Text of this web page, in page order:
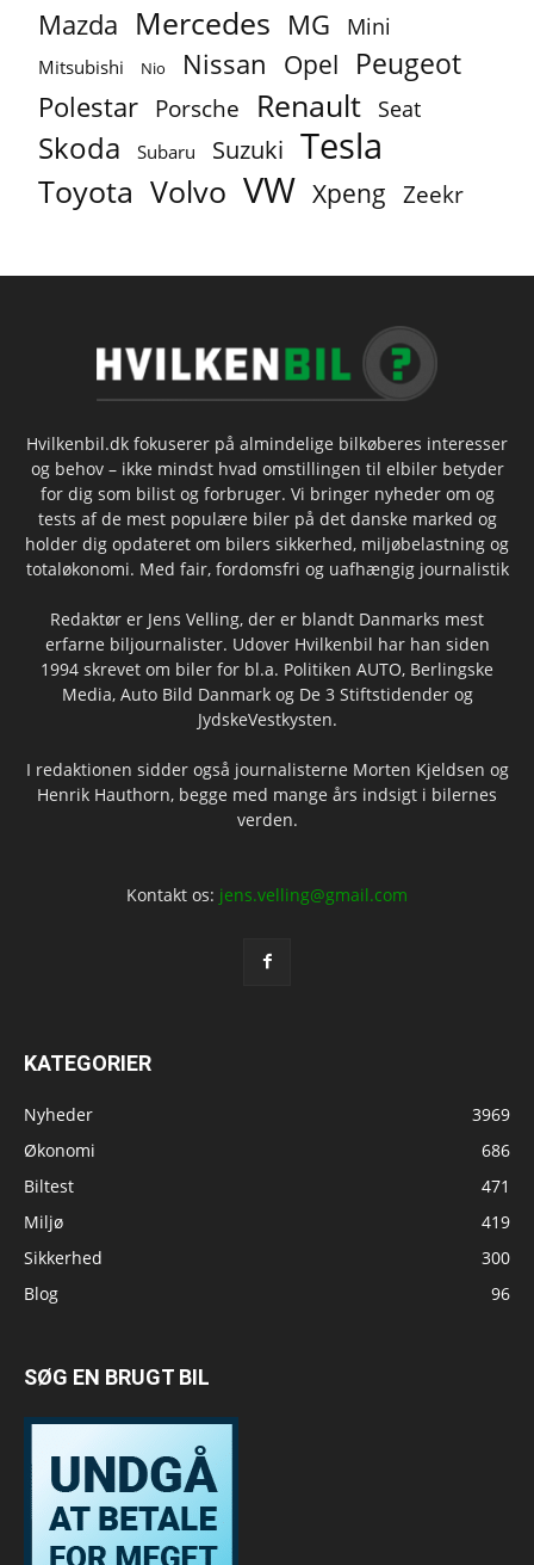
Mazda Mercedes MG Mini
Mitsubishi Nio Nissan Opel Peugeot
Polestar Porsche Renault Seat
Skoda Subaru Suzuki Tesla
Toyota Volvo VW Xpeng Zeekr
Hvilkenbil.dk fokuserer på almindelige bilkøberes interesser
og behov – ikke mindst hvad omstillingen til elbiler betyder
for dig som bilist og forbruger. Vi bringer nyheder om og
tests af de mest populære biler på det danske marked og
holder dig opdateret om bilers sikkerhed, miljøbelastning og
totaløkonomi. Med fair, fordomsfri og uafhængig journalistik
Redaktør er Jens Velling, der er blandt Danmarks mest
erfarne biljournalister. Udover Hvilkenbil har han siden
1994 skrevet om biler for bl.a. Politiken AUTO, Berlingske
Media, Auto Bild Danmark og De 3 Stiftstidender og
JydskeVestkysten.
I redaktionen sidder også journalisterne Morten Kjeldsen og
Henrik Hauthorn, begge med mange års indsigt i bilernes
verden.
Kontakt os: jens.velling@gmail.com
KATEGORIER
Nyheder
3969
Økonomi
686
Biltest
471
Miljø
419
Sikkerhed
300
Blog
96
SØG EN BRUGT BIL